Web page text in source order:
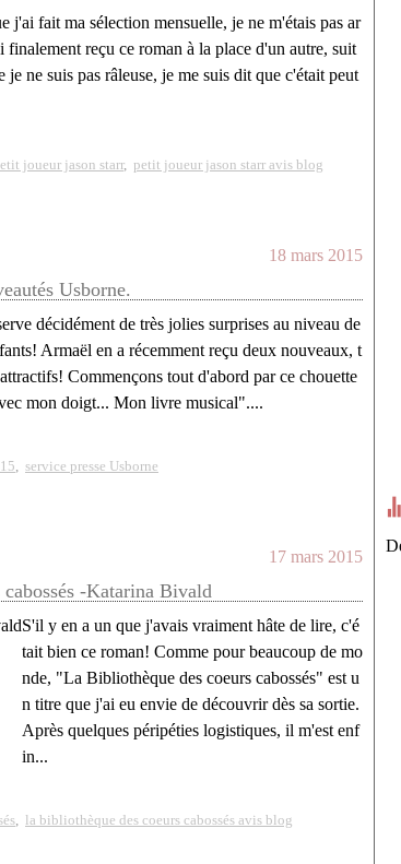
j'ai fait ma sélection mensuelle, je ne m'étais pas ar
reçu ce roman à la place d'un autre, suit
je ne suis pas râleuse, je me suis dit que c'était peut
joueur jason starr, petit joueur jason starr avis blog
18 mars 2015
Usborne.
décidément de très jolies surprises au niveau de
Armaël en a récemment reçu deux nouveaux, t
Commençons tout d'abord par ce chouette
mon doigt... Mon livre musical"....
, service presse Usborne
17 mars 2015
-Katarina Bivald
S'il y en a un que j'avais vraiment hâte de lire, c'é
tait bien ce roman! Comme pour beaucoup de mo
nde, "La Bibliothèque des coeurs cabossés" est u
n titre que j'ai eu envie de découvrir dès sa sortie.
Après quelques péripéties logistiques, il m'est enf
in...
, la bibliothèque des coeurs cabossés avis blog